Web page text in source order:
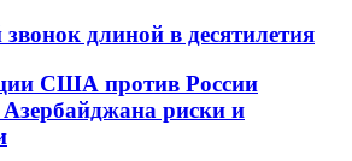
длиной в десятилетия
США против России
риски и